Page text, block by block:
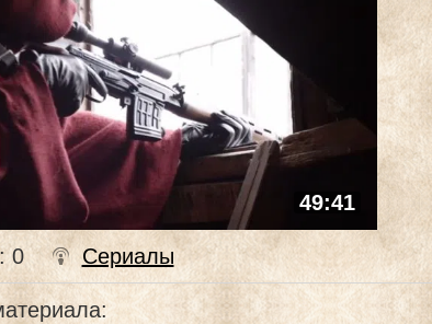
49:41
: 0 Сериалы
: